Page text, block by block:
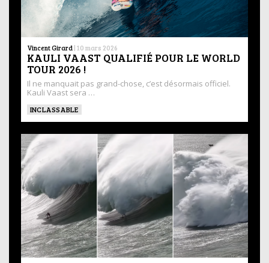
Vincent Girard | 10 mars 2026
KAULI VAAST QUALIFIÉ POUR LE WORLD
TOUR 2026 !
Il ne manquait pas grand-chose, c’est désormais officiel.
Kauli Vaast sera …
INCLASSABLE